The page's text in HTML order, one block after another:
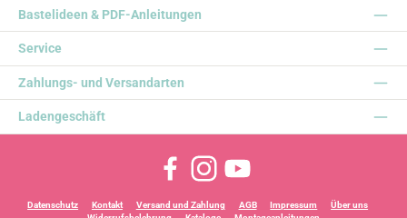
Bastelideen & PDF-Anleitungen
Service
Zahlungs- und Versandarten
Ladengeschäft
FacebookInstagramYouTube
Datenschutz Kontakt Versand und Zahlung AGB Impressum
Über uns